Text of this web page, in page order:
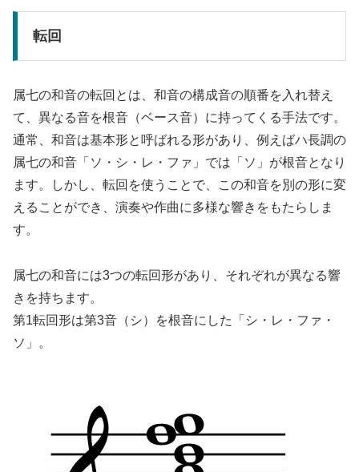
転回
属七の和音の転回とは、和音の構成音の順番を入れ替え
て、異なる音を根音（ベース音）に持ってくる手法です。
通常、和音は基本形と呼ばれる形があり、例えばハ長調の
属七の和音「ソ・シ・レ・ファ」では「ソ」が根音となり
ます。しかし、転回を使うことで、この和音を別の形に変
えることができ、演奏や作曲に多様な響きをもたらしま
す。
属七の和音には3つの転回形があり、それぞれが異なる響
きを持ちます。
第1転回形は第3音（シ）を根音にした「シ・レ・ファ・
ソ」。